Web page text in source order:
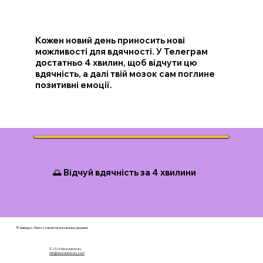
Кожен новий день приносить нові
можливості для вдячності. У Телеграм
достатньо 4 хвилин, щоб відчути цю
вдячність, а далі твій мозок сам поглине
позитивні емоції.
🌅 Відчуй вдячність за 4 хвилини
💛 Швидко. Легко. І з ясністю в кожному рішенні.
© 2026 Neurolutionary
info@neurolutionary.com